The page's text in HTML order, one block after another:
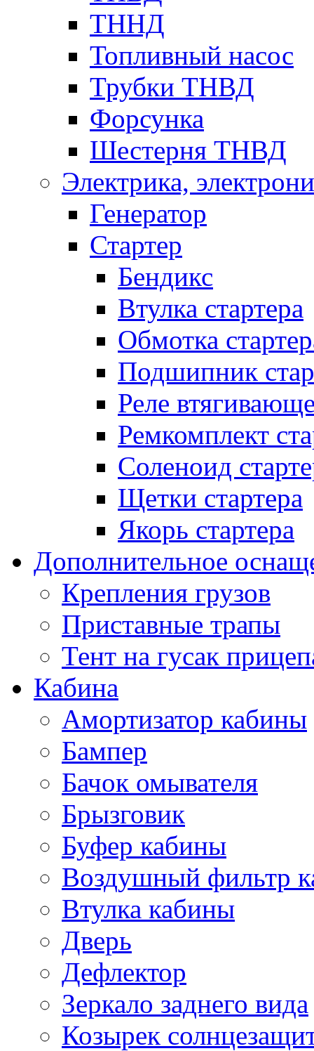
ТННД
Топливный насос
Трубки ТНВД
Форсунка
Шестерня ТНВД
Электрика,
Генератор
Стартер
Бендикс
Втулка стартера
Обмотка
Подшипник
Реле
Ремкомплект
Соленоид
Щетки стартера
Якорь стартера
Дополнительное
Крепления грузов
Приставные трапы
Тент на гусак
Кабина
Амортизатор кабины
Бампер
Бачок омывателя
Брызговик
Буфер кабины
Воздушный фильтр
Втулка кабины
Дверь
Дефлектор
Зеркало заднего вида
Козырек